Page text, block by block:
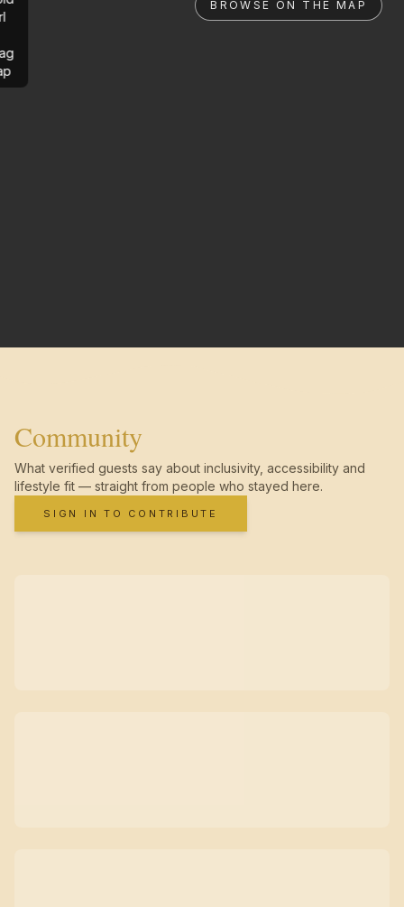
BROWSE ON THE MAP
Community
What verified guests say about inclusivity, accessibility and
lifestyle fit — straight from people who stayed here.
SIGN IN TO CONTRIBUTE